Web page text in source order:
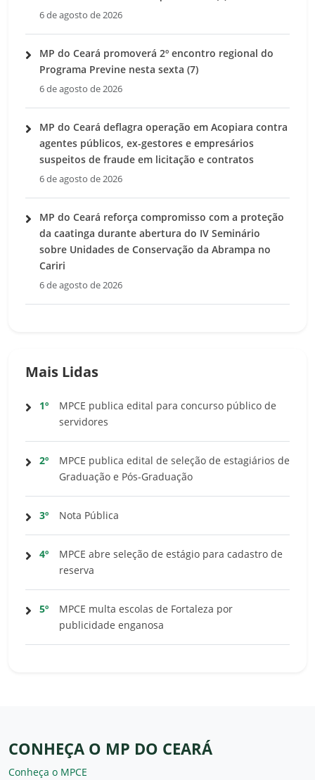
6 de agosto de 2026
MP do Ceará promoverá 2º encontro regional do
Programa Previne nesta sexta (7)
6 de agosto de 2026
MP do Ceará deflagra operação em Acopiara contra
agentes públicos, ex-gestores e empresários
suspeitos de fraude em licitação e contratos
6 de agosto de 2026
MP do Ceará reforça compromisso com a proteção
da caatinga durante abertura do IV Seminário
sobre Unidades de Conservação da Abrampa no
Cariri
6 de agosto de 2026
Mais Lidas
1º
MPCE publica edital para concurso público de
servidores
2º
MPCE publica edital de seleção de estagiários de
Graduação e Pós-Graduação
3º Nota Pública
4º
MPCE abre seleção de estágio para cadastro de
reserva
5º
MPCE multa escolas de Fortaleza por
publicidade enganosa
CONHEÇA O MP DO CEARÁ
Conheça o MPCE